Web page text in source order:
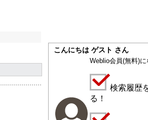
こんにちは ゲスト さん
Weblio会員(無料)に
検索履歴
る！